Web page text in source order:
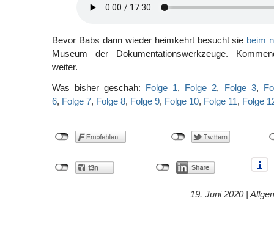
Bevor Babs dann wieder heimkehrt besucht sie beim
Museum der Dokumentationswerkzeuge.
weiter.
Was bisher geschah: Folge 1, Folge 2, Folge 3,
6, Folge 7, Folge 8, Folge 9, Folge 10, Folge 11, Folge
19. Juni 2020 |